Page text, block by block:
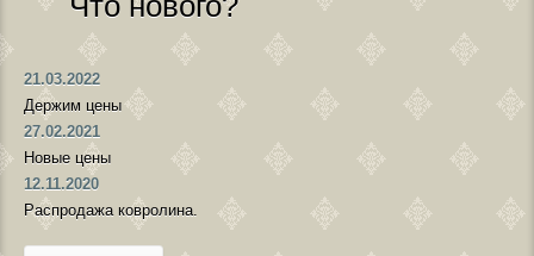
21.03.2022
Держим цены
27.02.2021
Новые цены
12.11.2020
Распродажа ковролина.